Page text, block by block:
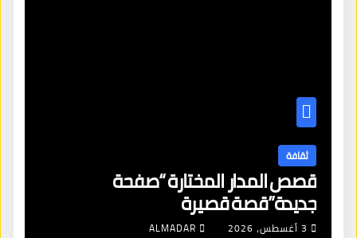
ثقافة
قصص المدار المختارة “صفحة
جديدة”قصة قصيرة
3 أغسطس، 2026 ALMADAR